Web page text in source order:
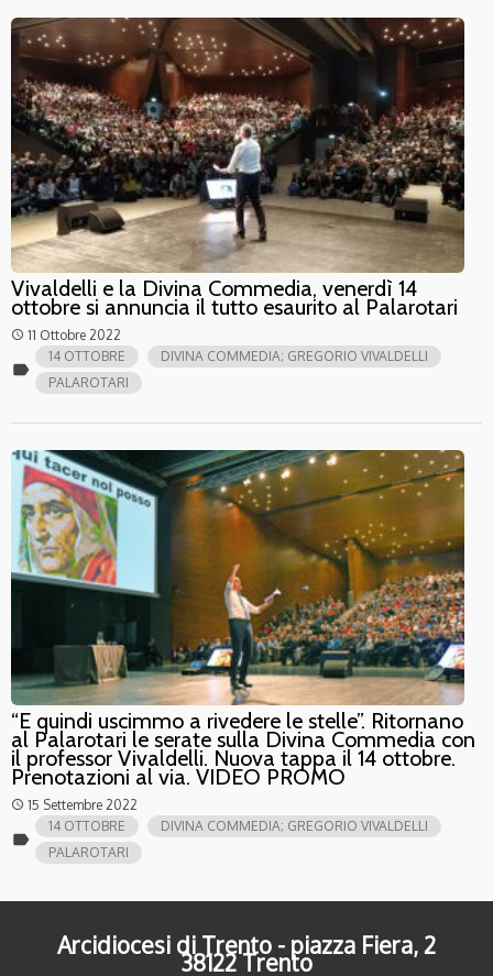
Vivaldelli e la Divina Commedia, venerdì 14
ottobre si annuncia il tutto esaurito al Palarotari
access_time 11 Ottobre 2022
label
14 OTTOBRE
DIVINA COMMEDIA; GREGORIO VIVALDELLI
PALAROTARI
“E quindi uscimmo a rivedere le stelle”. Ritornano
al Palarotari le serate sulla Divina Commedia con
il professor Vivaldelli. Nuova tappa il 14 ottobre.
Prenotazioni al via. VIDEO PROMO
access_time 15 Settembre 2022
label
14 OTTOBRE
DIVINA COMMEDIA; GREGORIO VIVALDELLI
PALAROTARI
Arcidiocesi di Trento - piazza Fiera, 2
38122 Trento